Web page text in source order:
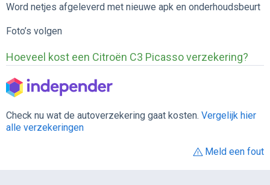
Word netjes afgeleverd met nieuwe apk en onderhoudsbeurt
Foto’s volgen
Hoeveel kost een Citroën C3 Picasso verzekering?
Check nu wat de autoverzekering gaat kosten. Vergelijk hier
alle verzekeringen
Meld een fout